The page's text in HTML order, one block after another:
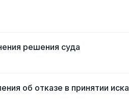
решения суда
об отказе в принятии иска